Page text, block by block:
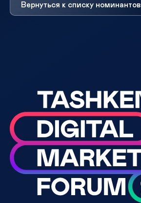
Вернуться к списку номинантов